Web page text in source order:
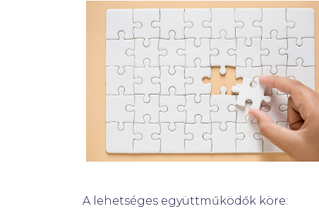
A lehetséges együttműködők köre: